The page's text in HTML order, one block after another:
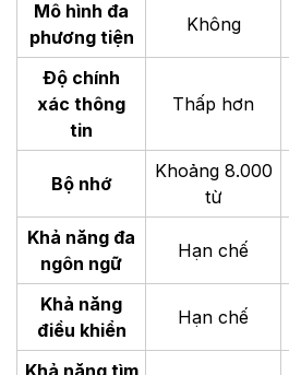
Mô hình đa
phương tiện
Không
Độ chính
xác thông
tin
Thấp hơn
Bộ nhớ
Khoảng 8.000
từ
Khả năng đa
ngôn ngữ
Hạn chế
Khả năng
điều khiển
Hạn chế